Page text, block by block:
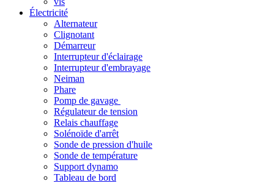
Électricité
Alternateur
Clignotant
Démarreur
Interrupteur d'éclairage
Interrupteur d'embrayage
Neiman
Phare
Pomp de gavage
Régulateur de tension
Relais chauffage
Solénoïde d'arrêt
Sonde de pression d'huile
Sonde de température
Support dynamo
Tableau de bord